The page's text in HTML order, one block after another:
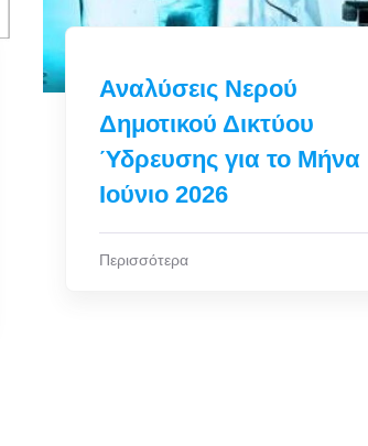
ΑΠΟΦΑΣΗ ΔΗΜΑΡΧΟΥ
170/2026 Συγκρότηση
Δημοτικής Επιτροπής
Δήμου Λειψών για τη
δεύτερη θητεία της
αυτοδιοικητικής